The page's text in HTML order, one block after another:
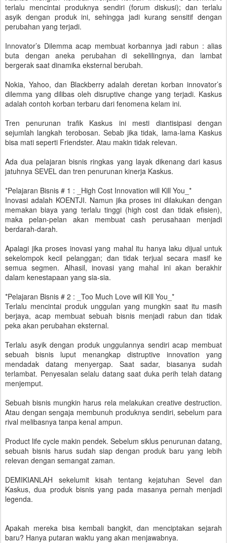
terlalu mencintai produknya sendiri (forum diskusi); dan terlalu
asyik dengan produk ini, sehingga jadi kurang sensitif dengan
perubahan yang terjadi.
Innovator’s Dilemma acap membuat korbannya jadi rabun : alias
buta dengan aneka perubahan di sekelilingnya, dan lambat
bergerak saat dinamika eksternal berubah.
Nokia, Yahoo, dan Blackberry adalah deretan korban innovator’s
dilemma yang dilibas oleh disruptive change yang terjadi. Kaskus
adalah contoh korban terbaru dari fenomena kelam ini.
Tren penurunan trafik Kaskus ini mesti diantisipasi dengan
sejumlah langkah terobosan. Sebab jika tidak, lama-lama Kaskus
bisa mati seperti Friendster. Atau makin tidak relevan.
Ada dua pelajaran bisnis ringkas yang layak dikenang dari kasus
jatuhnya SEVEL dan tren penurunan kinerja Kaskus.
*Pelajaran Bisnis # 1 : _High Cost Innovation will Kill You_*
Inovasi adalah KOENTJI. Namun jika proses ini dilakukan dengan
memakan biaya yang terlalu tinggi (high cost dan tidak efisien),
maka pelan-pelan akan membuat cash perusahaan menjadi
berdarah-darah.
Apalagi jika proses inovasi yang mahal itu hanya laku dijual untuk
sekelompok kecil pelanggan; dan tidak terjual secara masif ke
semua segmen. Alhasil, inovasi yang mahal ini akan berakhir
dalam kenestapaan yang sia-sia.
*Pelajaran Bisnis # 2 : _Too Much Love will Kill You_*
Terlalu mencintai produk unggulan yang mungkin saat itu masih
berjaya, acap membuat sebuah bisnis menjadi rabun dan tidak
peka akan perubahan eksternal.
Terlalu asyik dengan produk unggulannya sendiri acap membuat
sebuah bisnis luput menangkap distruptive innovation yang
mendadak datang menyergap. Saat sadar, biasanya sudah
terlambat. Penyesalan selalu datang saat duka perih telah datang
menjemput.
Sebuah bisnis mungkin harus rela melakukan creative destruction.
Atau dengan sengaja membunuh produknya sendiri, sebelum para
rival melibasnya tanpa kenal ampun.
Product life cycle makin pendek. Sebelum siklus penurunan datang,
sebuah bisnis harus sudah siap dengan produk baru yang lebih
relevan dengan semangat zaman.
DEMIKIANLAH sekelumit kisah tentang kejatuhan Sevel dan
Kaskus, dua produk bisnis yang pada masanya pernah menjadi
legenda.
Apakah mereka bisa kembali bangkit, dan menciptakan sejarah
baru? Hanya putaran waktu yang akan menjawabnya.